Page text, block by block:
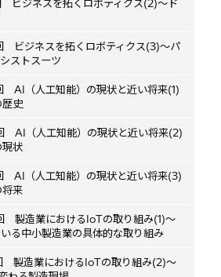
ビジネスを拓くロボティクス(2)～ド
ビジネスを拓くロボティクス(3)～パ
ストスーツ
AI（人工知能）の現状と近い将来(1)
史
AI（人工知能）の現状と近い将来(2)
状
AI（人工知能）の現状と近い将来(3)
来
製造業におけるIoTの取り組み(1)～
る中小製造業の具体的な取り組み
製造業におけるIoTの取り組み(2)～